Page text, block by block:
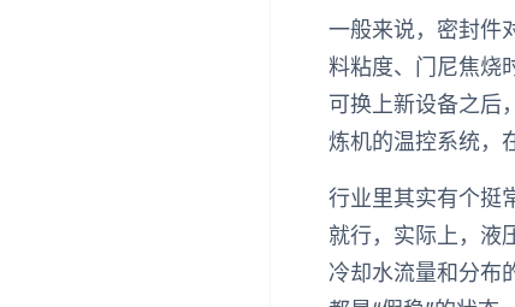
一般来说，密封件
料粘度、门尼焦烧
可换上新设备之后
炼机的温控系统，
行业里其实有个挺
就行，实际上，液
冷却水流量和分布